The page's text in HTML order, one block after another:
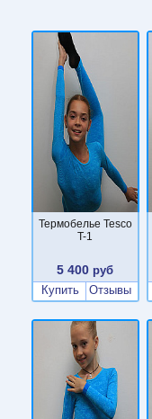
Термобелье Tesco
T-1
5 400 руб
Купить
Отзывы